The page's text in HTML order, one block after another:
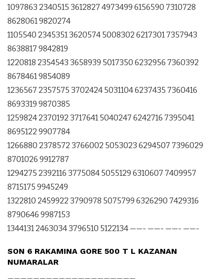
1097863 2340515 3612827 4973499 6156590 7310728
8628061 9820274
1105540 2345351 3620574 5008302 6217301 7357943
8638817 9842819
1220818 2354543 3658939 5017350 6232956 7360392
8678461 9854089
1236567 2357575 3702424 5031104 6237435 7360416
8693319 9870385
1259824 2370192 3717641 5040247 6242716 7395041
8695122 9907784
1266880 2378572 3766002 5053023 6294507 7396029
8701026 9912787
1294275 2392116 3775084 5055129 6310607 7409957
8715175 9945249
1322810 2459922 3790978 5075799 6326290 7429316
8790646 9987153
1344131 2463034 3796510 5122134 ——- ——- ——- ——-
SON 6 RAKAMINA GORE 500 T L KAZANAN
NUMARALAR